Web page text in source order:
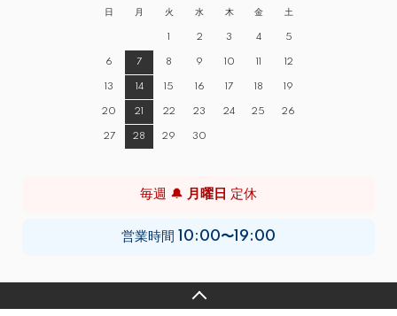
日 月 火 水 木 金 土
1 2 3 4 5
6 7 8 9 10 11 12
13 14 15 16 17 18 19
20 21 22 23 24 25 26
27 28 29 30
毎週 🔔 月曜日 定休
営業時間 10:00〜19:00